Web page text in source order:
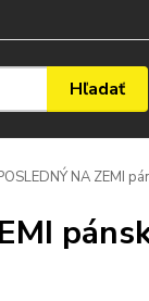
Hľadať
NA ZEMI